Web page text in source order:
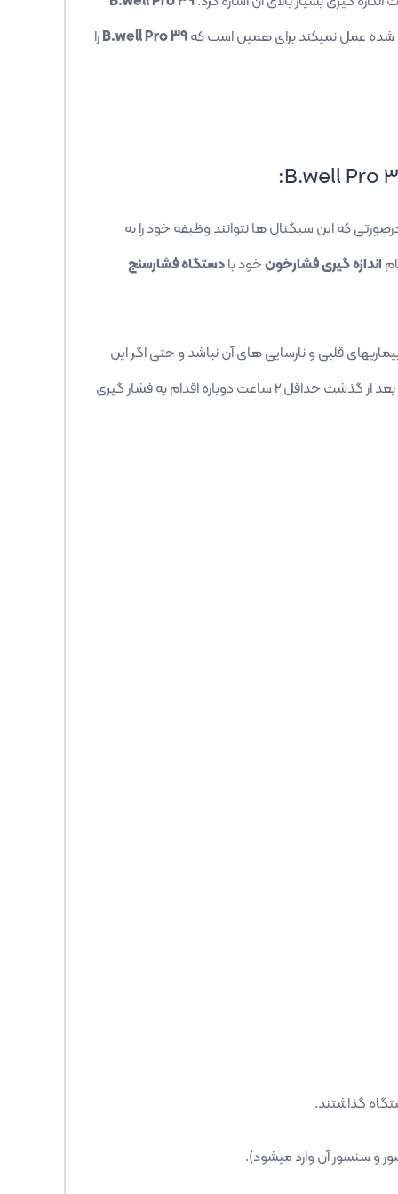
شده عمل نمیکند برای همین است کهB.well Pro 39را
B.well Pro
:
که این سیگنال ها نتوانند وظیفه خود را به
اندازه گیری فشارخونخود بادستگاه فشارسنج
قلبی و نارسایی های آن نباشد و حتی اگر این
بر روی دستگاه نشان داده شد فرد بعد از گذشت حداقل 2 ساعت دوباره اقدام به فشار گیری
و سنسور آن وارد میشود).